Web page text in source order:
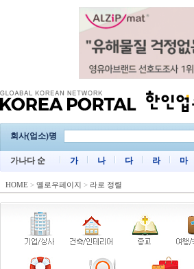
회사(업소)명
가나다 순 가 나 다 라 마
HOME > 옐로우페이지 > 라로 정렬